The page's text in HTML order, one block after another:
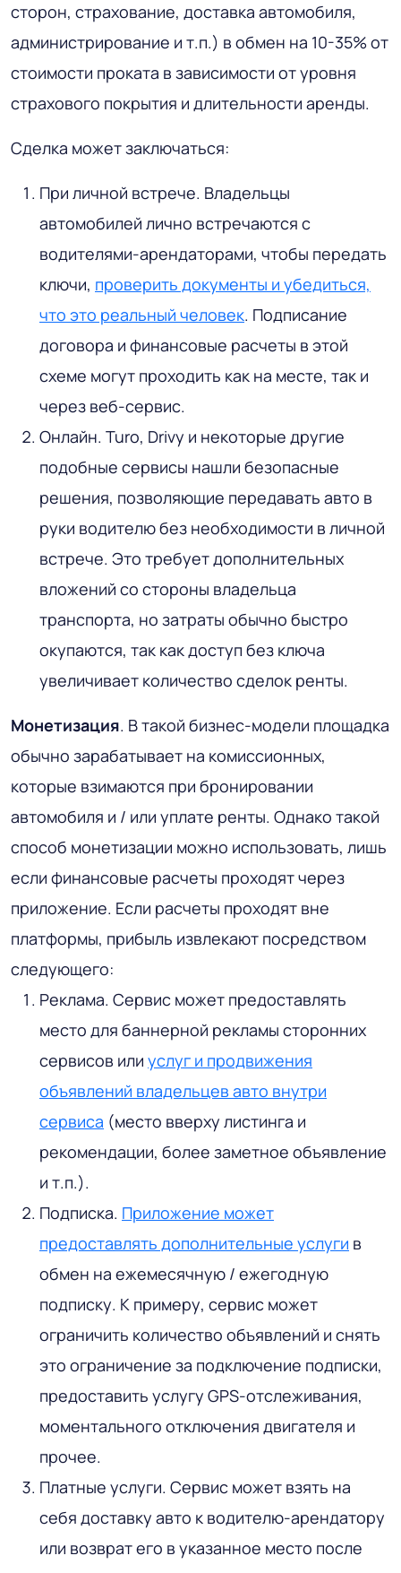
сторон, страхование, доставка автомобиля,
администрирование и т.п.) в обмен на 10-35% от
стоимости проката в зависимости от уровня
страхового покрытия и длительности аренды.
Сделка может заключаться:
При личной встрече. Владельцы
автомобилей лично встречаются с
водителями-арендаторами, чтобы передать
ключи, проверить документы и убедиться,
что это реальный человек. Подписание
договора и финансовые расчеты в этой
схеме могут проходить как на месте, так и
через веб-сервис.
Онлайн. Turo, Drivy и некоторые другие
подобные сервисы нашли безопасные
решения, позволяющие передавать авто в
руки водителю без необходимости в личной
встрече. Это требует дополнительных
вложений со стороны владельца
транспорта, но затраты обычно быстро
окупаются, так как доступ без ключа
увеличивает количество сделок ренты.
Монетизация. В такой бизнес-модели площадка
обычно зарабатывает на комиссионных,
которые взимаются при бронировании
автомобиля и / или уплате ренты. Однако такой
способ монетизации можно использовать, лишь
если финансовые расчеты проходят через
приложение. Если расчеты проходят вне
платформы, прибыль извлекают посредством
следующего:
Реклама. Сервис может предоставлять
место для баннерной рекламы сторонних
сервисов или услуг и продвижения
объявлений владельцев авто внутри
сервиса (место вверху листинга и
рекомендации, более заметное объявление
и т.п.).
Подписка. Приложение может
предоставлять дополнительные услуги в
обмен на ежемесячную / ежегодную
подписку. К примеру, сервис может
ограничить количество объявлений и снять
это ограничение за подключение подписки,
предоставить услугу GPS-отслеживания,
моментального отключения двигателя и
прочее.
Платные услуги. Сервис может взять на
себя доставку авто к водителю-арендатору
или возврат его в указанное место после